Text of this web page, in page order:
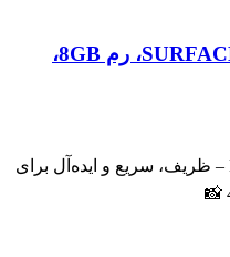
لپ تاپ استوک SURFACE LAPTOP 4، رم 8GB،
57,300,000 تومان
است.
💻 لپتاپ Microsoft Surface Laptop 4 – ظریف، سریع و ایده‌آل برای